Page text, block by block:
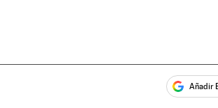
Añadir